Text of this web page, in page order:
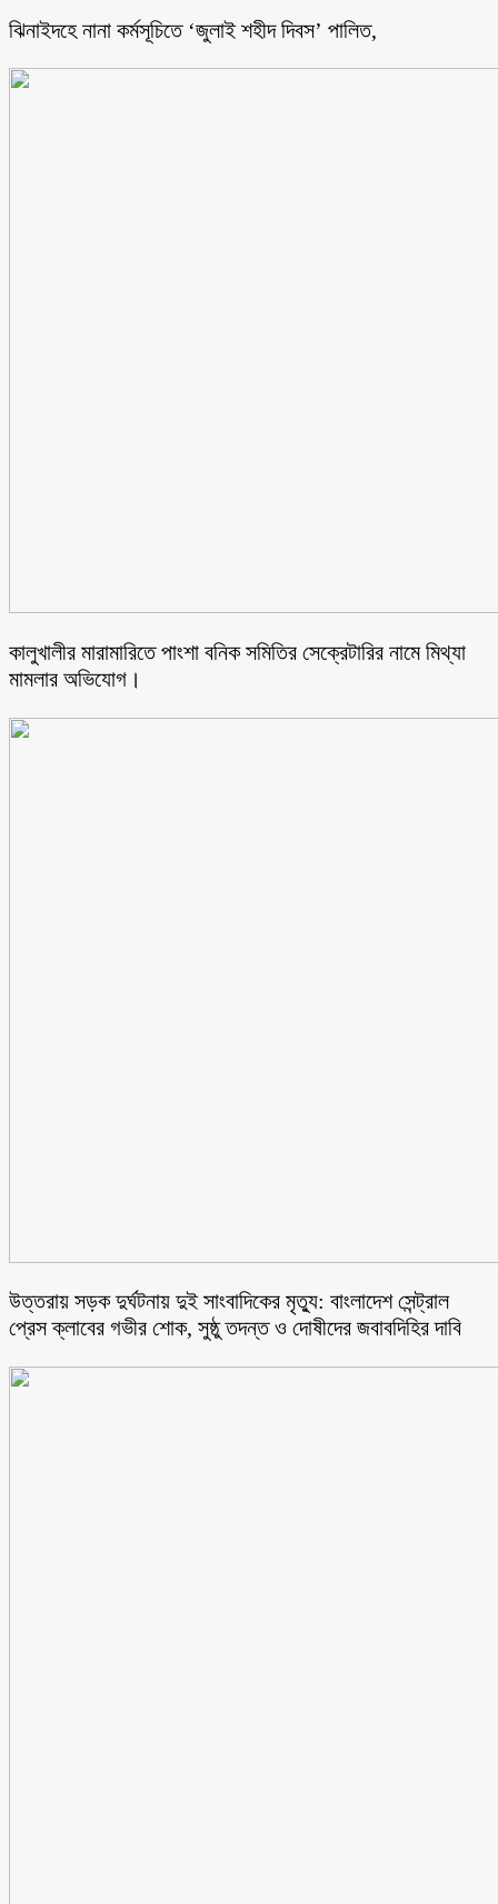
ঝিনাইদহে নানা কর্মসূচিতে ‘জুলাই শহীদ দিবস’ পালিত,
কালুখালীর মারামারিতে পাংশা বনিক সমিতির সেক্রেটারির নামে মিথ্যা
মামলার অভিযোগ।
উত্তরায় সড়ক দুর্ঘটনায় দুই সাংবাদিকের মৃত্যু: বাংলাদেশ সেন্ট্রাল
প্রেস ক্লাবের গভীর শোক, সুষ্ঠু তদন্ত ও দোষীদের জবাবদিহির দাবি